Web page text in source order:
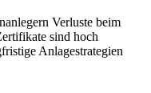
Verluste beim
sind hoch
Anlagestrategien